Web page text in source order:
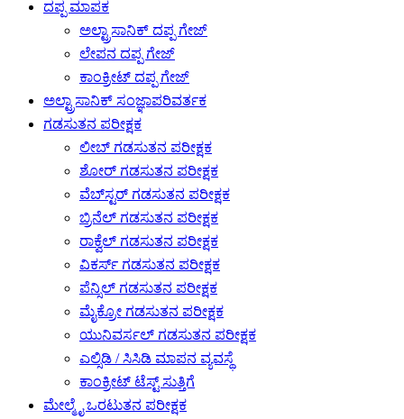
ದಪ್ಪ ಮಾಪಕ
ಅಲ್ಟ್ರಾಸಾನಿಕ್ ದಪ್ಪ ಗೇಜ್
ಲೇಪನ ದಪ್ಪ ಗೇಜ್
ಕಾಂಕ್ರೀಟ್ ದಪ್ಪ ಗೇಜ್
ಅಲ್ಟ್ರಾಸಾನಿಕ್ ಸಂಜ್ಞಾಪರಿವರ್ತಕ
ಗಡಸುತನ ಪರೀಕ್ಷಕ
ಲೀಬ್ ಗಡಸುತನ ಪರೀಕ್ಷಕ
ಶೋರ್ ಗಡಸುತನ ಪರೀಕ್ಷಕ
ವೆಬ್‌ಸ್ಟರ್ ಗಡಸುತನ ಪರೀಕ್ಷಕ
ಬ್ರಿನೆಲ್ ಗಡಸುತನ ಪರೀಕ್ಷಕ
ರಾಕ್ವೆಲ್ ಗಡಸುತನ ಪರೀಕ್ಷಕ
ವಿಕರ್ಸ್ ಗಡಸುತನ ಪರೀಕ್ಷಕ
ಪೆನ್ಸಿಲ್ ಗಡಸುತನ ಪರೀಕ್ಷಕ
ಮೈಕ್ರೋ ಗಡಸುತನ ಪರೀಕ್ಷಕ
ಯುನಿವರ್ಸಲ್ ಗಡಸುತನ ಪರೀಕ್ಷಕ
ಎಲ್ಸಿಡಿ / ಸಿಸಿಡಿ ಮಾಪನ ವ್ಯವಸ್ಥೆ
ಕಾಂಕ್ರೀಟ್ ಟೆಸ್ಟ್ ಸುತ್ತಿಗೆ
ಮೇಲ್ಮೈ ಒರಟುತನ ಪರೀಕ್ಷಕ